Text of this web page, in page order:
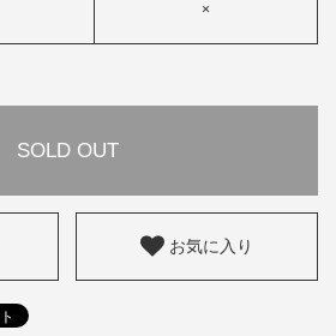
×
SOLD OUT
お気に入り